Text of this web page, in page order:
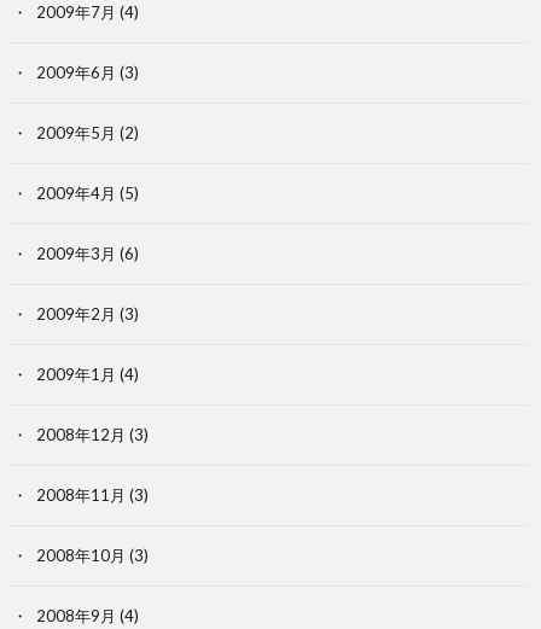
2009年7月 (4)
2009年6月 (3)
2009年5月 (2)
2009年4月 (5)
2009年3月 (6)
2009年2月 (3)
2009年1月 (4)
2008年12月 (3)
2008年11月 (3)
2008年10月 (3)
2008年9月 (4)